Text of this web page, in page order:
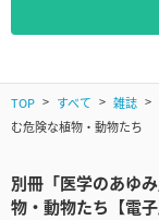
TOP すべて 雑誌
む危険な植物・動物たち
別冊「医学のあゆ
物・動物たち【電子